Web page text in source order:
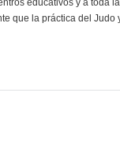
educativos y a toda
que la práctica del